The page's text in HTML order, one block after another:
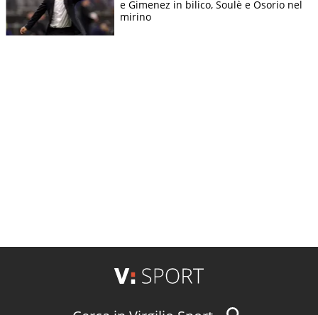
e Gimenez in bilico, Soulè e Osorio nel
mirino